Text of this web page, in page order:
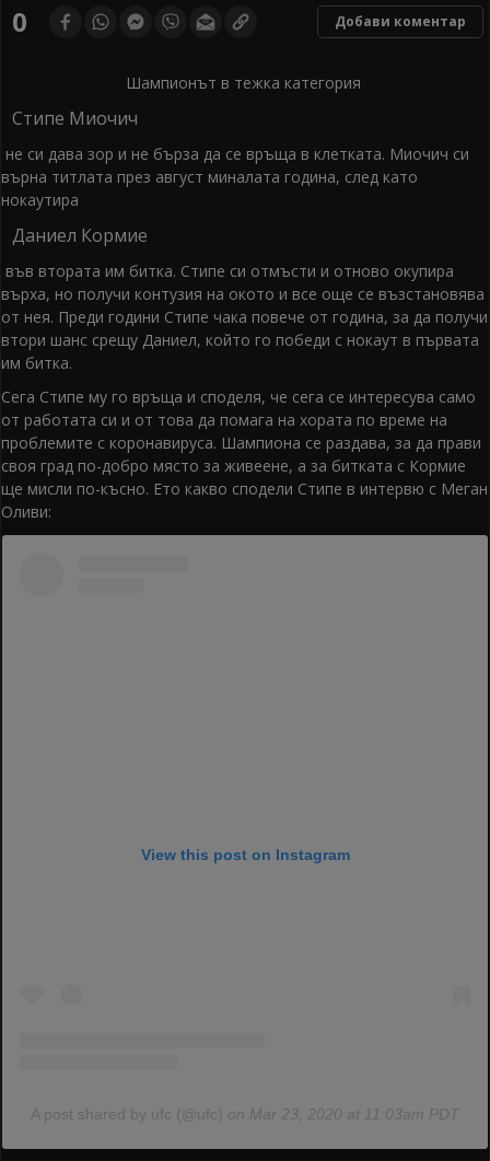
0 Добави коментар
Шампионът в тежка категория
Стипе Миочич
не си дава зор и не бърза да се връща в клетката. Миочич си
върна титлата през август миналата година, след като
нокаутира
Даниел Кормие
във втората им битка. Стипе си отмъсти и отново окупира
върха, но получи контузия на окото и все още се възстановява
от нея. Преди години Стипе чака повече от година, за да получи
втори шанс срещу Даниел, който го победи с нокаут в първата
им битка.
Сега Стипе му го връща и споделя, че сега се интересува само
от работата си и от това да помага на хората по време на
проблемите с коронавируса. Шампиона се раздава, за да прави
своя град по-добро място за живеене, а за битката с Кормие
ще мисли по-късно. Ето какво сподели Стипе в интервю с Меган
Оливи:
View this post on Instagram
A post shared by ufc (@ufc) on Mar 23, 2020 at 11:03am PDT